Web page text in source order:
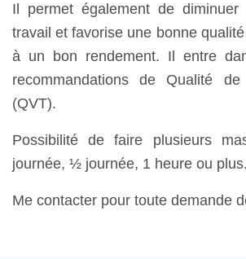
Il permet également de
travail et favorise une bonne
à un bon rendement. Il entre
recommandations de Qualité
(QVT).
Possibilité de faire plusieurs
journée, ½ journée, 1 heure ou plus.
Me contacter pour toute demande